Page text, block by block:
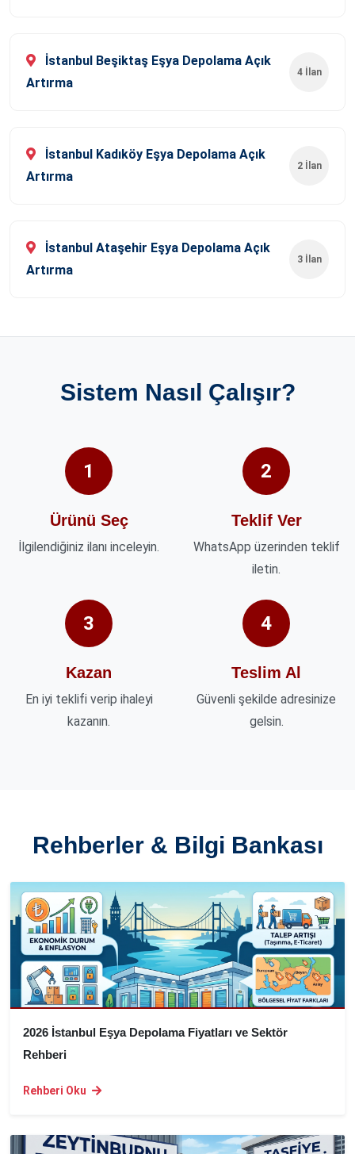
İstanbul Beşiktaş Eşya Depolama Açık
Artırma
4 İlan
İstanbul Kadıköy Eşya Depolama Açık
Artırma
2 İlan
İstanbul Ataşehir Eşya Depolama Açık
Artırma
3 İlan
Sistem Nasıl Çalışır?
1
Ürünü Seç
İlgilendiğiniz ilanı inceleyin.
2
Teklif Ver
WhatsApp üzerinden teklif
iletin.
3
Kazan
En iyi teklifi verip ihaleyi
kazanın.
4
Teslim Al
Güvenli şekilde adresinize
gelsin.
Rehberler & Bilgi Bankası
2026 İstanbul Eşya Depolama Fiyatları ve Sektör
Rehberi
Rehberi Oku